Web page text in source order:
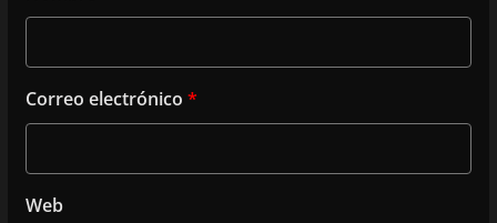
Correo electrónico *
Web